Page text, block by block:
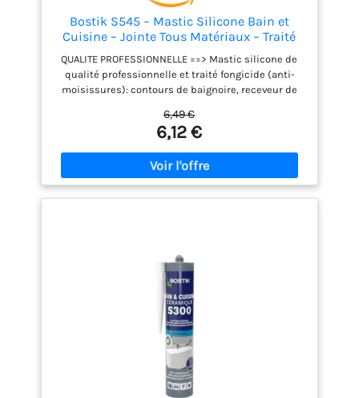
Bostik S545 – Mastic Silicone Bain et
Cuisine – Jointe Tous Matériaux – Traité
Anti-Moisissures – Conservation Longue
Durée – Couleur : Blanc – Cartouche 300
ml
QUALITE PROFESSIONNELLE ==> Mastic silicone de
qualité professionnelle et traité fongicide (anti-
moisissures): contours de baignoire, receveur de
meubles avec les sols et murs. Recommandé pour
les plombiers et installateurs sanitaires. TOUS
MATERIAUX ==> Jointe tous les matériaux (émail,
porcelaine, résines synthétiques, grès, acrylique,
pierre naturelle, verre, carrelage, habillages
muraux, etc...). Résiste aux produits d’entretien,
pas . Utilisable avec le lisseur de joint Bostik pour
une finition parfaite. ENVIRONNEMENTAL==> Sans
solvant, sans isocyanate. Très faibles émissions de
Composés Organiques Volatils (COV) : certifié par le
label EC1 et classé A+ pour des intérieurs sains.
Contenu de la livraison : 1 x Cartouche de Mastic
d’étanchéité bâtiment Bostik S545, Couleur : Blanc,
Taille : 300 ml, Capacité : env. 12 m de cordon d’un
diamètre de 5 mm, Code : 30615841
6,49 €
6,12 €